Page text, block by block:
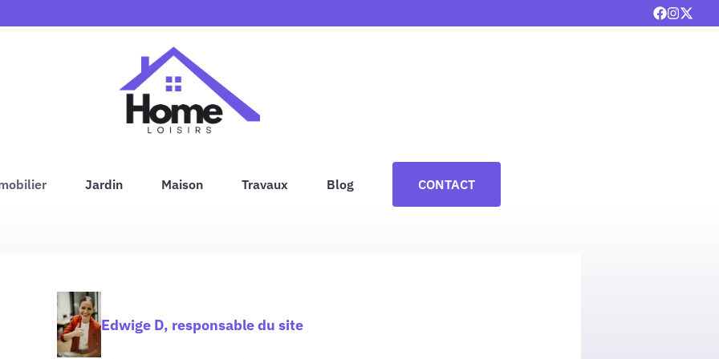
Jardin Maison Travaux Blog CONTACT
Edwige D, responsable du site